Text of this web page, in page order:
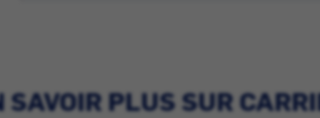
SAVOIR PLUS SUR